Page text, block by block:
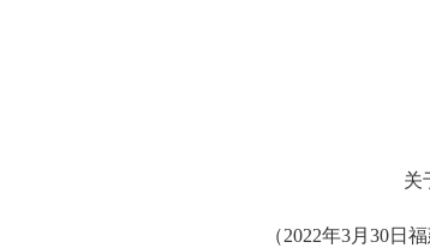
关于
（2022年3月30日福